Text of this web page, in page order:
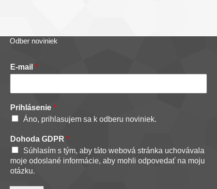
Odber noviniek
E-mail *
Prihlásenie *
Áno, prihlasujem sa k odberu noviniek.
Dohoda GDPR *
Súhlasím s tým, aby táto webová stránka uchovávala
moje odoslané informácie, aby mohli odpovedať na moju
otázku.